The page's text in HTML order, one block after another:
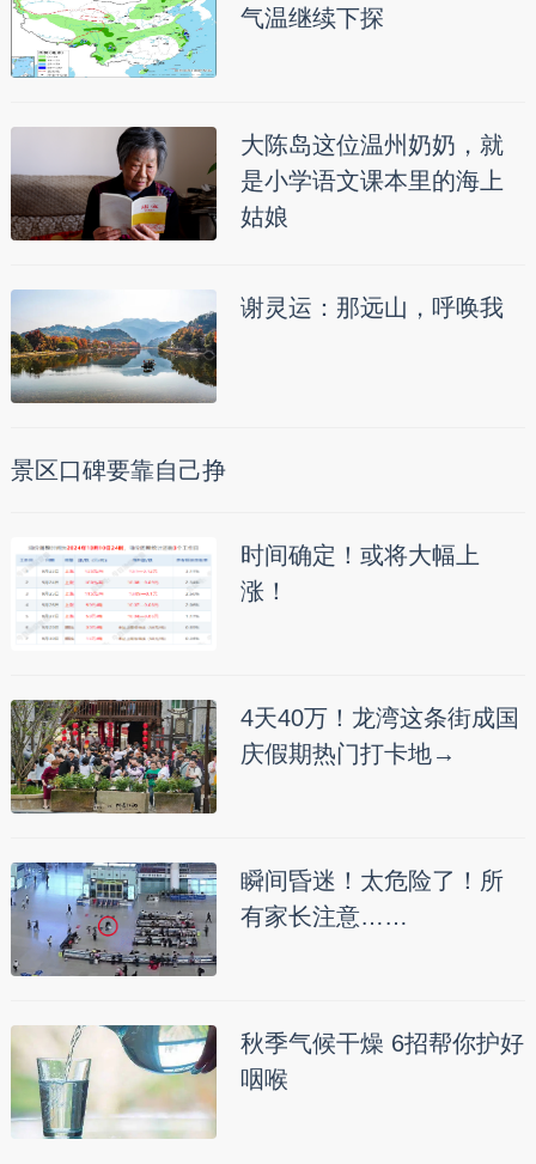
气温继续下探
大陈岛这位温州奶奶，就
是小学语文课本里的海上
姑娘
谢灵运：那远山，呼唤我
景区口碑要靠自己挣
时间确定！或将大幅上
涨！
4天40万！龙湾这条街成国
庆假期热门打卡地→
瞬间昏迷！太危险了！所
有家长注意……
秋季气候干燥 6招帮你护好
咽喉